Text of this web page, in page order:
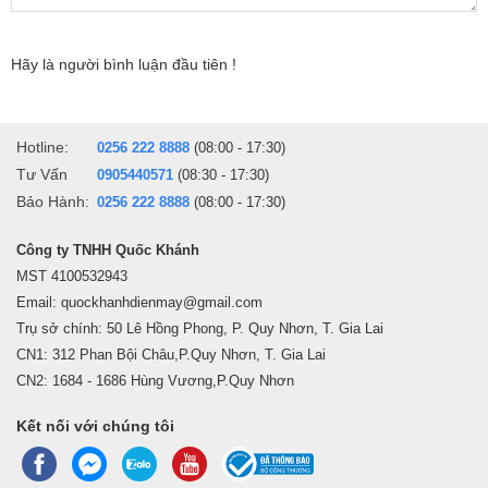
-Tivi Samsungcó hệ thống loa 2CH, tổng công suất
chỉnh âm thanh theo chuyển động đó một cách tự động cho trải
nghiệm nghe chân thật, cuốn hút.
-Q-Symphony Next đồng bộ hoàn hảo giữa loa thanh cùng loa tivi
- Công nghệAdaptive Sound
lượng cao khi tự động điều chỉnh chất âm theo môi trường và thành
phần của âm thanh.
* Hình ảnh chỉ mang tính chất minh họa
Hệ điều hành
Hãy là người bình luận đầu tiên !
Hotline: 0256 222 8888 (08:00 - 17:30)
Tư Vấn 0905440571 (08:30 - 17:30)
Bảo Hành: 0256 222 8888 (08:00 - 17:30)
Công ty TNHH Quốc Khánh
MST 4100532943
Email: quockhanhdienmay@gmail.com
Trụ sở chính: 50 Lê Hồng Phong, P. Quy Nhơn, T. Gia Lai
CN1: 312 Phan Bội Châu,P.Quy Nhơn, T. Gia Lai
CN2: 1684 - 1686 Hùng Vương,P.Quy Nhơn
Kết nối với chúng tôi